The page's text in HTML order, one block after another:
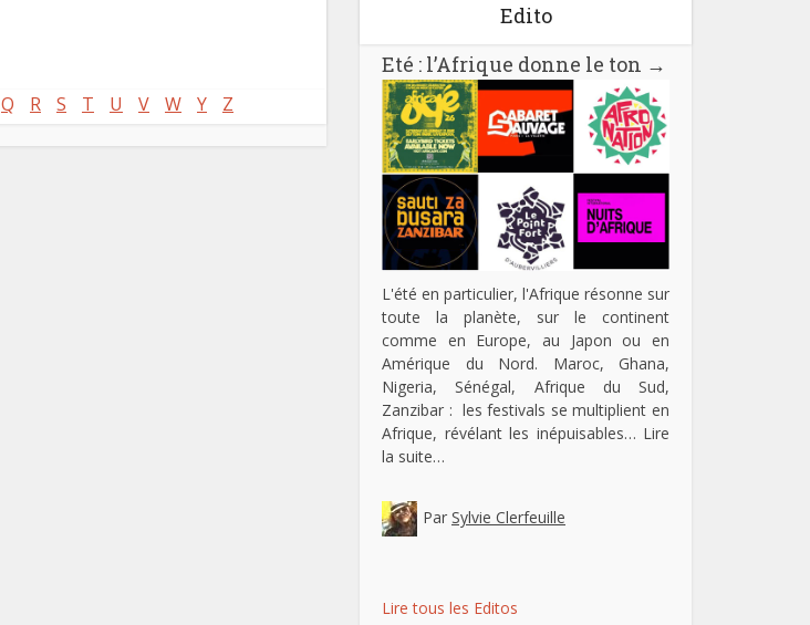
Q R S T U V W Y Z
Edito
Eté : l’Afrique donne le ton →
L'été en particulier, l'Afrique résonne sur
toute la planète, sur le continent
comme en Europe, au Japon ou en
Amérique du Nord. Maroc, Ghana,
Nigeria, Sénégal, Afrique du Sud,
Zanzibar : les festivals se multiplient en
Afrique, révélant les inépuisables… Lire
la suite…
Par Sylvie Clerfeuille
Lire tous les Editos